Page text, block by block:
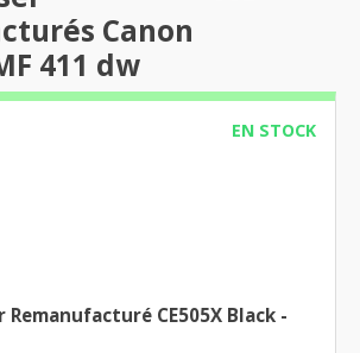
Canon
411 dw
EN STOCK
Remanufacturé CE505X Black -